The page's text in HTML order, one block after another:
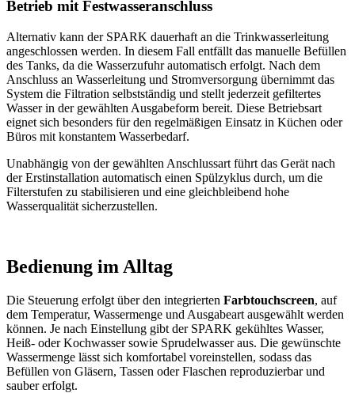
Betrieb mit Festwasseranschluss
Alternativ kann der SPARK dauerhaft an die Trinkwasserleitung
angeschlossen werden. In diesem Fall entfällt das manuelle Befüllen
des Tanks, da die Wasserzufuhr automatisch erfolgt. Nach dem
Anschluss an Wasserleitung und Stromversorgung übernimmt das
System die Filtration selbstständig und stellt jederzeit gefiltertes
Wasser in der gewählten Ausgabeform bereit. Diese Betriebsart
eignet sich besonders für den regelmäßigen Einsatz in Küchen oder
Büros mit konstantem Wasserbedarf.
Unabhängig von der gewählten Anschlussart führt das Gerät nach
der Erstinstallation automatisch einen Spülzyklus durch, um die
Filterstufen zu stabilisieren und eine gleichbleibend hohe
Wasserqualität sicherzustellen.
Bedienung im Alltag
Die Steuerung erfolgt über den integrierten Farbtouchscreen, auf
dem Temperatur, Wassermenge und Ausgabeart ausgewählt werden
können. Je nach Einstellung gibt der SPARK gekühltes Wasser,
Heiß- oder Kochwasser sowie Sprudelwasser aus. Die gewünschte
Wassermenge lässt sich komfortabel voreinstellen, sodass das
Befüllen von Gläsern, Tassen oder Flaschen reproduzierbar und
sauber erfolgt.